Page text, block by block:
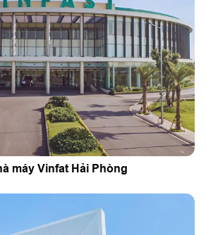
máy Vinfat Hải Phòng